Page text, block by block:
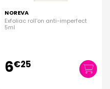
NOREVA
Exfoliac roll'on anti-imperfect
5ml
6€25